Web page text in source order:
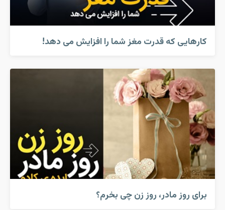
کارهایی که قدرت مغز شما را افزایش می دهد!
برای روز مادر، روز زن چی بخرم؟